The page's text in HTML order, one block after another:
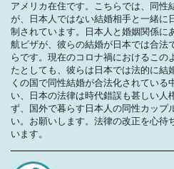
アメリカ在住です。こちらでは、同性
が、日本人ではない結婚相手と一緒に
制されています。日本人と婚姻関係に
航ビザが、彼らの結婚が日本では合法
らです。現在のコロナ禍におけるこの
たとしても、彼らは日本では法的に結
くの国で同性結婚が合法化されている
い、日本の法律は時代錯誤も甚しい人
ず、国外で暮らす日本人の同性カップ
い。お願いします。法律の改正を心待
います。